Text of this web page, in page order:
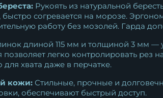
Рукоять из натуральной
согревается на морозе.
работу без мозолей. Гарда
длиной 115 мм и толщиной 3 мм —
позволяет легко контролировать
для хвата даже в перчатке.
кожи: Стильные, прочные и
обеспечивают быстрый доступ.